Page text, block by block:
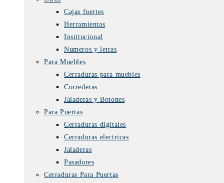
Cajas fuertes
Herramientas
Institucional
Numeros y letras
Para Muebles
Cerraduras para muebles
Correderas
Jaladeras y Botones
Para Puertas
Cerraduras digitales
Cerraduras electricas
Jaladeras
Pasadores
Cerraduras Para Puertas